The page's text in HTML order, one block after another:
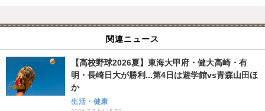
関連ニュース
【高校野球2026夏】東海大甲府・健大高崎・有
明・長崎日大が勝利...第4日は遊学館vs青森山田ほ
か
生活・健康